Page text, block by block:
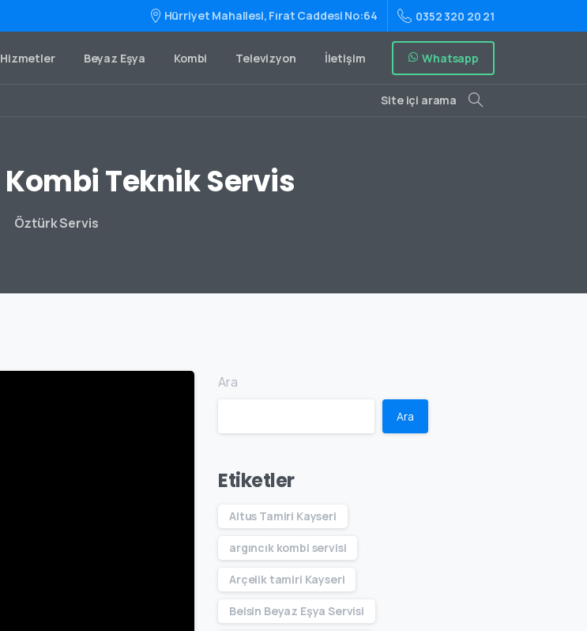
Hürriyet Mahallesi, Fırat Caddesi No:64 0352 320 20 21
Hizmetler Beyaz Eşya Kombi Televizyon İletişim Whatsapp
Site içi arama
KombiTeknikServis
Öztürk Servis
Ara
Ara
Etiketler
Altus Tamiri Kayseri
argıncık kombi servisi
Arçelik tamiri Kayseri
Belsin Beyaz Eşya Servisi